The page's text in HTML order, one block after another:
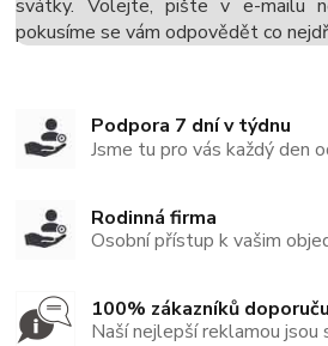
svátky. Volejte, pište v e-mailu
pokusíme se vám odpovědět co
Podpora 7 dní v týdnu
Jsme tu pro vás každý den
Rodinná firma
Osobní přístup k vašim
100% zákazníků
Naší nejlepší reklamou jsou